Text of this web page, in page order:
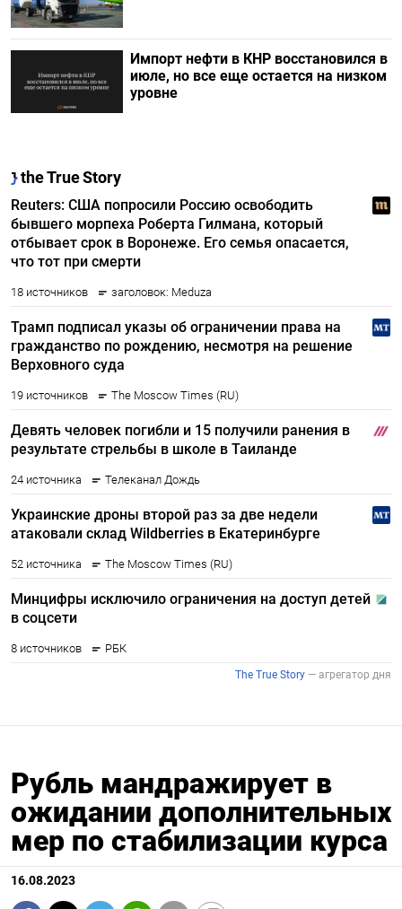
Импорт нефти в КНР восстановился в
июле, но все еще остается на низком
уровне
Рубль мандражирует в
ожидании дополнительных
мер по стабилизации курса
16.08.2023